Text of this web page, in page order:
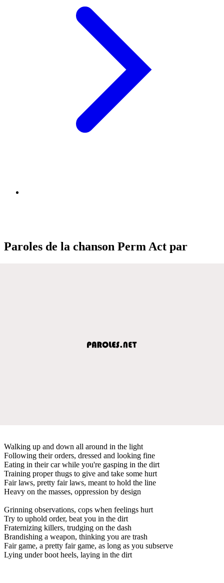
Paroles de la chanson Perm Act par
Walking up and down all around in the light
Following their orders, dressed and looking fine
Eating in their car while you're gasping in the dirt
Training proper thugs to give and take some hurt
Fair laws, pretty fair laws, meant to hold the line
Heavy on the masses, oppression by design
Grinning observations, cops when feelings hurt
Try to uphold order, beat you in the dirt
Fraternizing killers, trudging on the dash
Brandishing a weapon, thinking you are trash
Fair game, a pretty fair game, as long as you subserve
Lying under boot heels, laying in the dirt